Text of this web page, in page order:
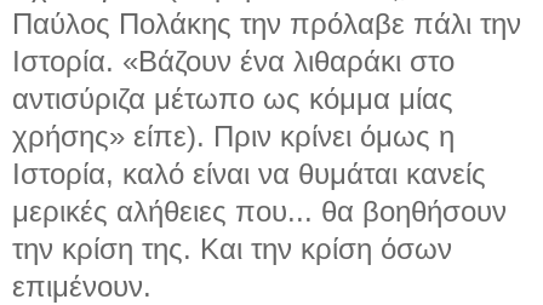
Παύλος Πολάκης την πρόλαβε πάλι την
Ιστορία. «Βάζουν ένα λιθαράκι στο
αντισύριζα μέτωπο ως κόμμα μίας
χρήσης» είπε). Πριν κρίνει όμως η
Ιστορία, καλό είναι να θυμάται κανείς
μερικές αλήθειες που... θα βοηθήσουν
την κρίση της. Και την κρίση όσων
επιμένουν.